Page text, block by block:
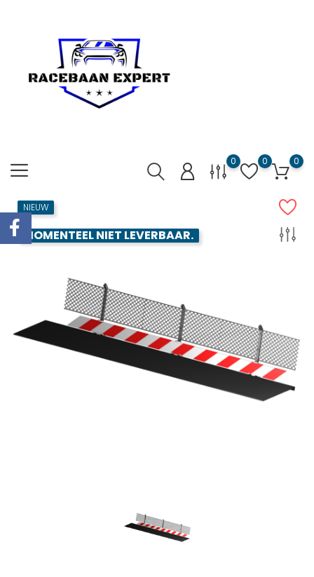
0 0 0
NIEUW
MOMENTEEL NIET LEVERBAAR.